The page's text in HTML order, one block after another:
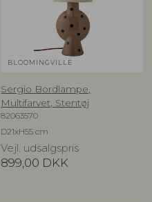
BLOOMINGVILLE
Sergio Bordlampe,
Multifarvet, Stentøj
82063570
D21xH55 cm
Vejl. udsalgspris
899,00 DKK